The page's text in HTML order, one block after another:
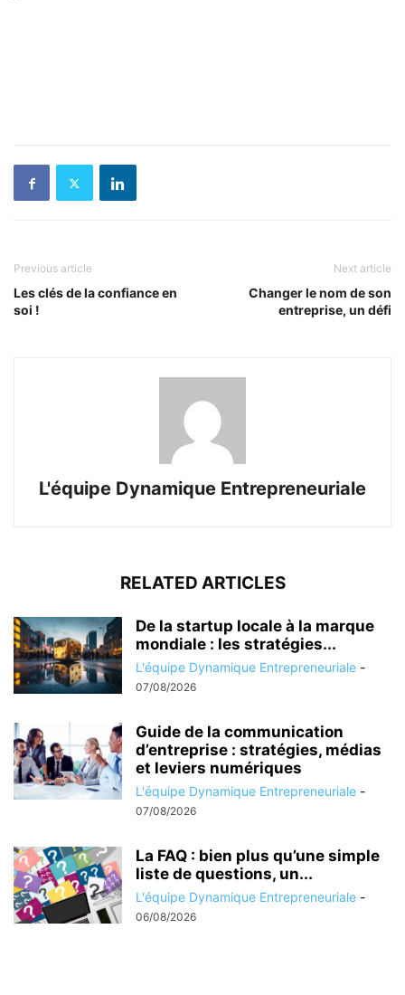
Previous article
Les clés de la confiance en
soi !
Next article
Changer le nom de son
entreprise, un défi
L'équipe Dynamique Entrepreneuriale
RELATED ARTICLES
De la startup locale à la marque
mondiale : les stratégies...
L'équipe Dynamique Entrepreneuriale -
07/08/2026
Guide de la communication
d’entreprise : stratégies, médias
et leviers numériques
L'équipe Dynamique Entrepreneuriale -
07/08/2026
La FAQ : bien plus qu’une simple
liste de questions, un...
L'équipe Dynamique Entrepreneuriale -
06/08/2026